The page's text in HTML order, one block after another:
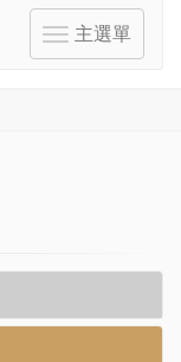
主選單
Toggle
navigation